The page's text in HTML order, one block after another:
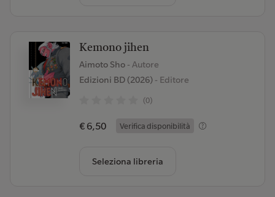
Kemono jihen
Aimoto Sho - Autore
Edizioni BD (2026)- Editore
(0)
€ 6,50 Verifica disponibilità
Seleziona libreria